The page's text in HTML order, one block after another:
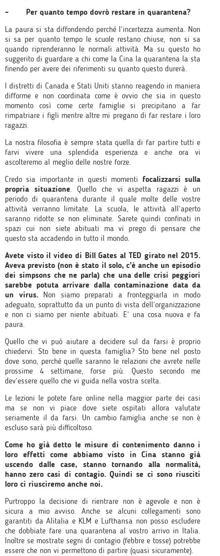
– Per quanto tempo dovrò restare in quarantena?
La paura si sta diffondendo perché l’incertezza aumenta. Non
si sa per quanto tempo le scuole restano chiuse, non si sa
quando riprenderanno le normali attività. Ma su questo ho
suggerito di guardare a chi come la Cina la quarantena la sta
finendo per avere dei riferimenti su quanto questo durerà.
I distretti di Canada e Stati Uniti stanno reagendo in maniera
difforme e non coordinata come è ovvio che sia in questo
momento così come certe famiglie si precipitano a far
rimpatriare i figli mentre altre mi pregano di far restare i loro
ragazzi.
La nostra filosofia è sempre stata quella di far partire tutti e
farvi vivere una splendida esperienza e anche ora vi
ascolteremo al meglio delle nostre forze.
Credo sia importante in questi momenti focalizzarsi sulla
propria situazione. Quello che vi aspetta ragazzi è un
periodo di quarantena durante il quale molte delle vostre
attività verranno limitate. La scuola, le attività all’aperto
saranno ridotte se non eliminate. Sarete quindi confinati in
spazi cui non siete abituati ma vi prego di pensare che
questo sta accadendo in tutto il mondo.
Avete visto il video di Bill Gates al TED girato nel 2015.
Aveva previsto (non è stato il solo, c’è anche un episodio
dei simpsons che ne parla) che una delle crisi peggiori
sarebbe potuta arrivare dalla contaminazione data da
un virus.Non siamo preparati a fronteggiarla in modo
adeguato, soprattutto da un punto di vista dell’organizzazione
e non ci siamo per niente abituati. E’ una cosa nuova e fa
paura.
Quello che vi può aiutare a decidere sul da farsi è proprio
chiedervi. Sto bene in questa famiglia? Sto bene nel posto
dove sono, perché quelle saranno le relazioni che avrete nelle
prossime 4 settimane, forse più. Questo secondo me
dev’essere quello che vi guida nella vostra scelta.
Le lezioni le potete fare online nella maggior parte dei casi
ma se non vi piace dove siete ospitati allora valutate
seriamente il da farsi. Un cambio famiglia anche se non è
escluso sarà più difficoltoso.
Come ho già detto le misure di contenimento danno i
loro effetti come abbiamo visto in Cina stanno già
uscendo dalle case, stanno tornando alla normalità,
hanno zero casi di contagio. Quindi se ci sono riusciti
loro ci riusciremo anche noi.
Purtroppo la decisione di rientrare non è agevole e non è
sicura a mio avviso. Anche se alcuni collegamenti sono
garantiti da Alitalia e KLM e Lufthansa non posso escludere
che dobbiate fare una quarantena al vostro arrivo in Italia.
Inoltre se mostrate segni di contagio (febbre e tosse) potrebbe
essere che non vi permettono di partire (quasi sicuramente).